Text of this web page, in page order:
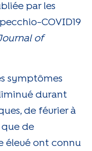
par les
COVID19
of
symptômes
durant
de février à
que de
élevé ont connu